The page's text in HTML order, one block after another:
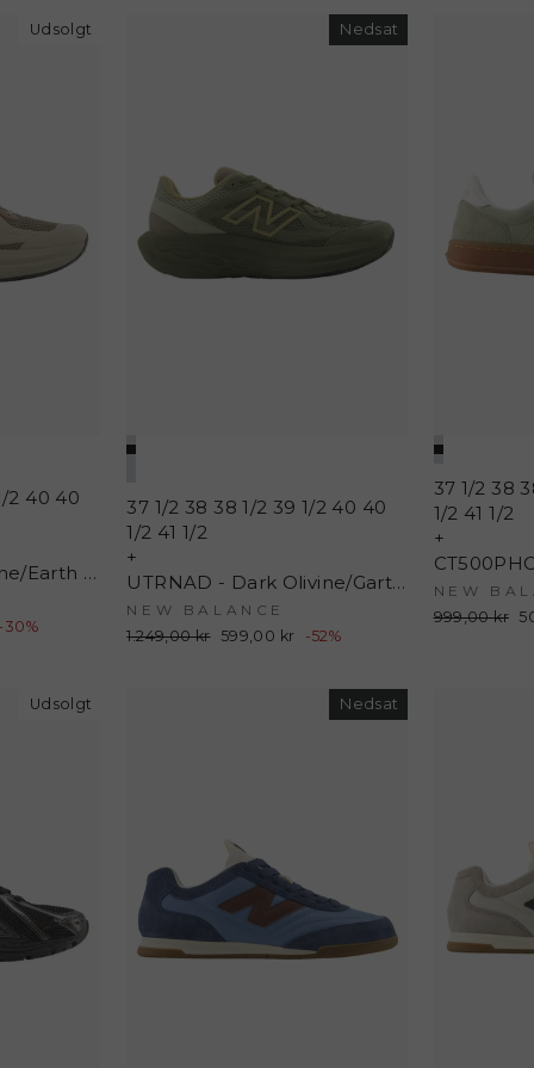
Udsolgt
2 40 40
UTRNAC - Arid Stone/Earth Shadow - New Balance
-30%
Nedsat
37 1/2 3838 1/2 39 1/2 40 40
1/2 41 1/2
+
UTRNAD - Dark Olivine/Garter Snake - New Balance
NEW BALANCE
Normalpris
1.249,00 kr Udsalgspris
599,00 kr -52%
37 1/238
1/2 41 1/2
+
NEW
Normalpris
999,00 kr
Udsolgt Nedsat